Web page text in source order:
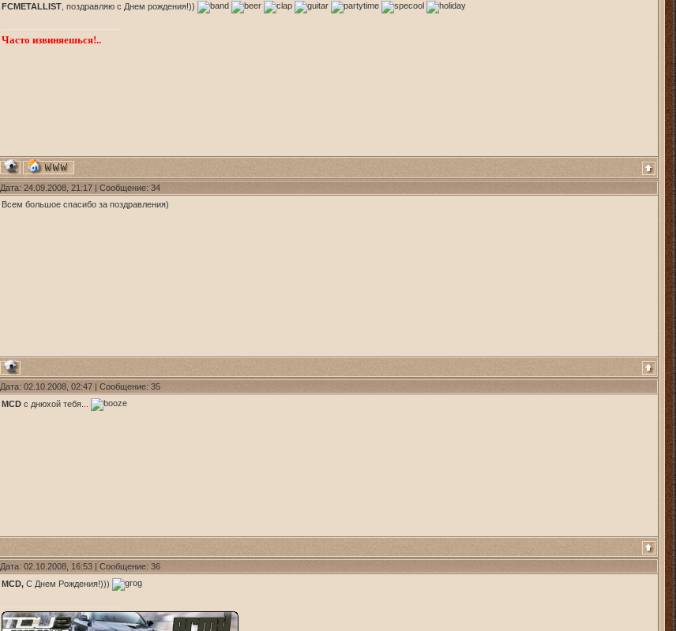
FCMETALLIST , поздравляю с Днем рождения!))
Часто извиняешься!..
Дата: 24.09.2008, 21:17 | Сообщение: 34
Всем большое спасибо за поздравления)
Дата: 02.10.2008, 02:47 | Сообщение: 35
MCD с днюхой тебя...
Дата: 02.10.2008, 16:53 | Сообщение: 36
MCD, С Днем Рождения!)))